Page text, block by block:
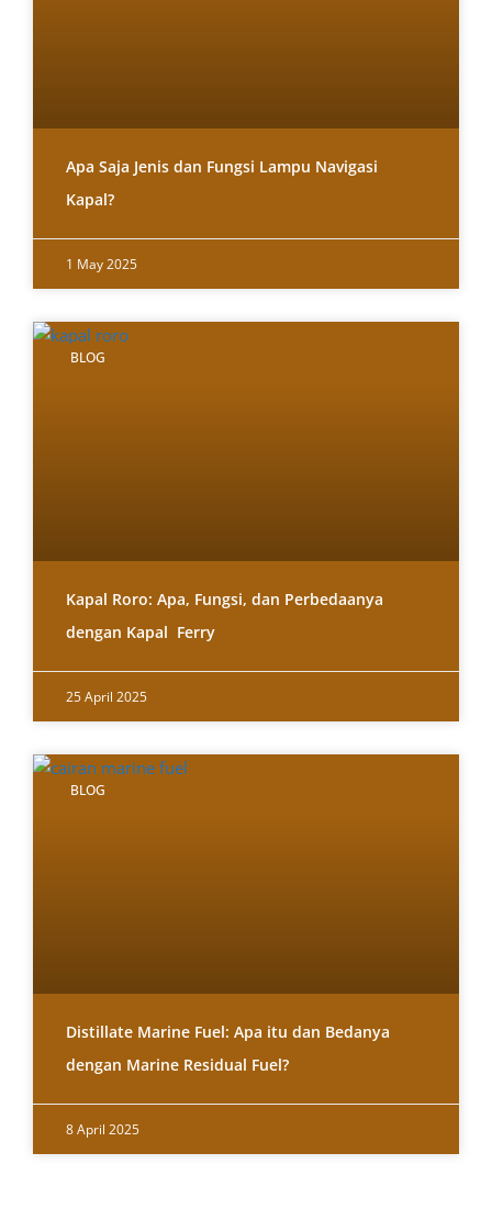
Apa Saja Jenis dan Fungsi Lampu Navigasi
Kapal?
1 May 2025
BLOG
Kapal Roro: Apa, Fungsi, dan Perbedaanya
dengan Kapal Ferry
25 April 2025
BLOG
Distillate Marine Fuel: Apa itu dan Bedanya
dengan Marine Residual Fuel?
8 April 2025